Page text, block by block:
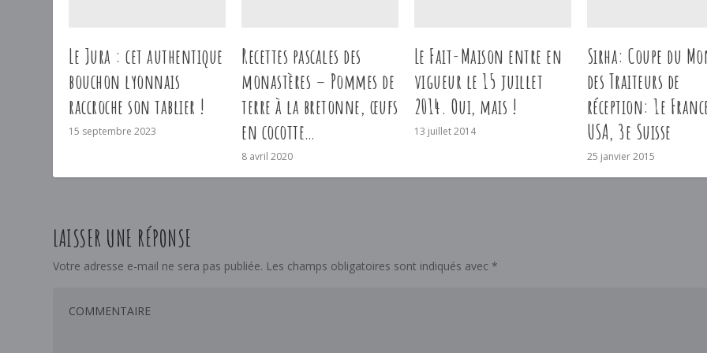
Le Jura : cet authentique
bouchon lyonnais
raccroche son tablier !
15 septembre 2023
Recettes pascales des
monastères – Pommes de
terre à la bretonne, œufs
en cocotte…
8 avril 2020
Le Fait-Maison entre en
vigueur le 15 juillet
2014. Oui, mais !
13 juillet 2014
Sirha: Coupe du
des Traiteurs de
réception: 1e
USA, 3e Suisse
25 janvier 2015
LAISSER UNE RÉPONSE
Votre adresse e-mail ne sera pas publiée. Les champs obligatoires sont indiqués avec *